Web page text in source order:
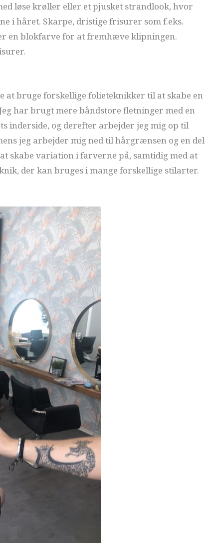
løse krøller eller et pjusket strandlook, hvor
i håret. Skarpe, dristige frisurer som f.eks.
en blokfarve for at fremhæve klipningen.
at bruge forskellige folieteknikker til at skabe en
har brugt mere båndstore fletninger med en
inderside, og derefter arbejder jeg mig op til
jeg arbejder mig ned til hårgrænsen og en del
skabe variation i farverne på, samtidig med at
der kan bruges i mange forskellige stilarter.